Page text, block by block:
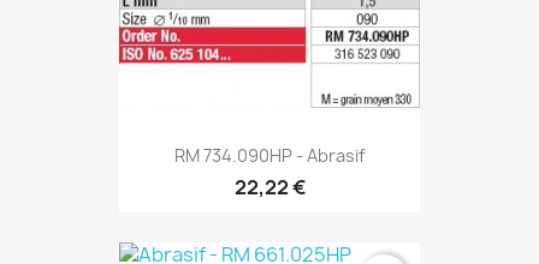
RM 734.090HP - Abrasif
22,22 €